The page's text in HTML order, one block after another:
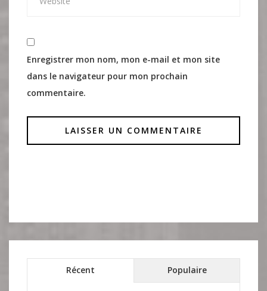
Enregistrer mon nom, mon e-mail et mon site
dans le navigateur pour mon prochain
commentaire.
Récent Populaire